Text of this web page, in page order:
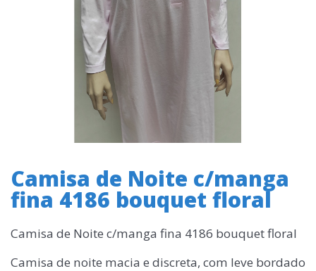
Camisa de Noite c/manga
fina 4186 bouquet floral
Camisa de Noite c/manga fina 4186 bouquet floral
Camisa de noite macia e discreta, com leve bordado